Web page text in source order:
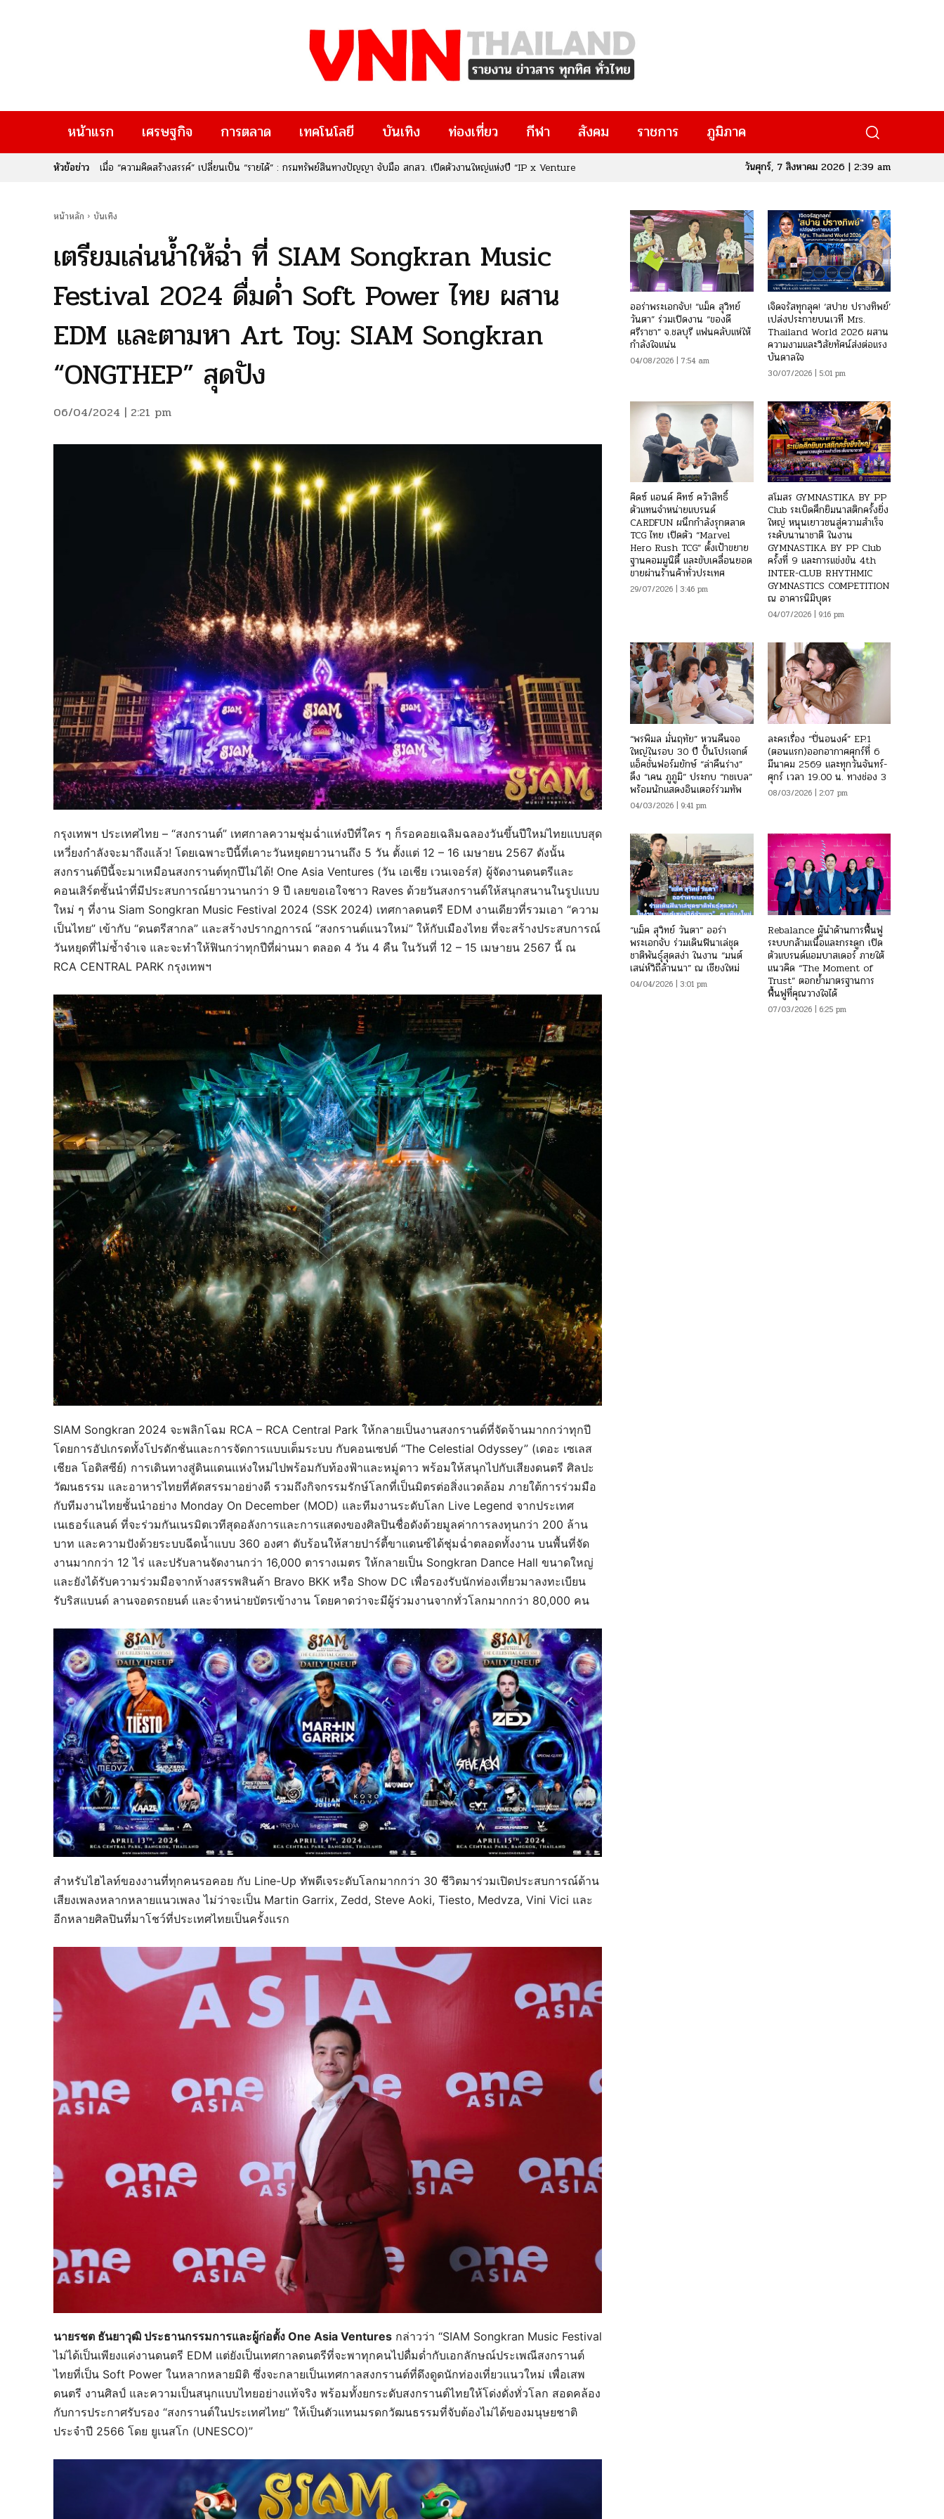
หน้าแรก เศรษฐกิจ การตลาด เทคโนโลยี บันเทิง ท่องเที่ยว กีฬา สังคม ราชการ ภูมิภาค
หัวข้อข่าว
เมื่อ “ความคิดสร้างสรรค์” เปลี่ยนเป็น “รายได้” : กรมทรัพย์สินทางปัญญา จับมือ สกสว. เปิดตัวงานใหญ่แห่งปี “IP x Venture
วันศุกร์, 7 สิงหาคม 2026 | 2:39 am
หน้าหลัก บันเทิง
เตรียมเล่นน้ำให้ฉ่ำ ที่ SIAM Songkran Music
Festival 2024 ดื่มด่ำ Soft Power ไทย ผสาน
EDM และตามหา Art Toy: SIAM Songkran
“ONGTHEP” สุดปัง
06/04/2024 | 2:21 pm
กรุงเทพฯ ประเทศไทย – “สงกรานต์” เทศกาลความชุ่มฉ่ำแห่งปีที่ใคร ๆ ก็รอคอยเฉลิมฉลองวันขึ้นปีใหม่ไทยแบบสุด
เหวี่ยงกำลังจะมาถึงแล้ว! โดยเฉพาะปีนี้ที่เคาะวันหยุดยาวนานถึง 5 วัน ตั้งแต่ 12 – 16 เมษายน 2567 ดังนั้น
สงกรานต์ปีนี้จะมาเหมือนสงกรานต์ทุกปีไม่ได้! One Asia Ventures (วัน เอเชีย เวนเจอร์ส) ผู้จัดงานดนตรีและ
คอนเสิร์ตชั้นนำที่มีประสบการณ์ยาวนานกว่า 9 ปี เลยขอเอใจชาว Raves ด้วยวันสงกรานต์ให้สนุกสนานในรูปแบบ
ใหม่ ๆ ที่งาน Siam Songkran Music Festival 2024 (SSK 2024) เทศกาลดนตรี EDM งานเดียวที่รวมเอา “ความ
เป็นไทย” เข้ากับ “ดนตรีสากล” และสร้างปรากฏการณ์ “สงกรานต์แนวใหม่” ให้กับเมืองไทย ที่จะสร้างประสบการณ์
วันหยุดที่ไม่ซ้ำจำเจ และจะทำให้ฟินกว่าทุกปีที่ผ่านมา ตลอด 4 วัน 4 คืน ในวันที่ 12 – 15 เมษายน 2567 นี้ ณ
RCA CENTRAL PARK กรุงเทพฯ
SIAM Songkran 2024 จะพลิกโฉม RCA – RCA Central Park ให้กลายเป็นงานสงกรานต์ที่จัดจ้านมากกว่าทุกปี
โดยการอัปเกรดทั้งโปรดักชั่นและการจัดการแบบเต็มระบบ กับคอนเซปต์ “The Celestial Odyssey” (เดอะ เซเลส
เชียล โอดิสซีย์) การเดินทางสู่ดินแดนแห่งใหม่ไปพร้อมกับท้องฟ้าและหมู่ดาว พร้อมให้สนุกไปกับเสียงดนตรี ศิลปะ
วัฒนธรรม และอาหารไทยที่คัดสรรมาอย่างดี รวมถึงกิจกรรมรักษ์โลกที่เป็นมิตรต่อสิ่งแวดล้อม ภายใต้การร่วมมือ
กับทีมงานไทยชั้นนำอย่าง Monday On December (MOD) และทีมงานระดับโลก Live Legend จากประเทศ
เนเธอร์แลนด์ ที่จะร่วมกันเนรมิตเวทีสุดอลังการและการแสดงของศิลปินชื่อดังด้วยมูลค่าการลงทุนกว่า 200 ล้าน
บาท และความปังด้วยระบบฉีดน้ำแบบ 360 องศา ดับร้อนให้สายปาร์ตี้ขาแดนซ์ได้ชุ่มฉ่ำตลอดทั้งงาน บนพื้นที่จัด
งานมากกว่า 12 ไร่ และปรับลานจัดงานกว่า 16,000 ตารางเมตร ให้กลายเป็น Songkran Dance Hall ขนาดใหญ่
และยังได้รับความร่วมมือจากห้างสรรพสินค้า Bravo BKK หรือ Show DC เพื่อรองรับนักท่องเที่ยวมาลงทะเบียน
รับริสแบนด์ ลานจอดรถยนต์ และจำหน่ายบัตรเข้างาน โดยคาดว่าจะมีผู้ร่วมงานจากทั่วโลกมากกว่า 80,000 คน
สำหรับไฮไลท์ของงานที่ทุกคนรอคอย กับ Line-Up ทัพดีเจระดับโลกมากกว่า 30 ชีวิตมาร่วมเปิดประสบการณ์ด้าน
เสียงเพลงหลากหลายแนวเพลง ไม่ว่าจะเป็น Martin Garrix, Zedd, Steve Aoki, Tiesto, Medvza, Vini Vici และ
อีกหลายศิลปินที่มาโชว์ที่ประเทศไทยเป็นครั้งแรก
นายรชต ธันยาวุฒิ ประธานกรรมการและผู้ก่อตั้ง One Asia Ventures กล่าวว่า “SIAM Songkran Music Festival
ไม่ได้เป็นเพียงแค่งานดนตรี EDM แต่ยังเป็นเทศกาลดนตรีที่จะพาทุกคนไปดื่มด่ำกับเอกลักษณ์ประเพณีสงกรานต์
ไทยที่เป็น Soft Power ในหลากหลายมิติ ซึ่งจะกลายเป็นเทศกาลสงกรานต์ที่ดึงดูดนักท่องเที่ยวแนวใหม่ เพื่อเสพ
ดนตรี งานศิลป์ และความเป็นสนุกแบบไทยอย่างแท้จริง พร้อมทั้งยกระดับสงกรานต์ไทยให้โด่งดั่งทั่วโลก สอดคล้อง
กับการประกาศรับรอง “สงกรานต์ในประเทศไทย” ให้เป็นตัวแทนมรดกวัฒนธรรมที่จับต้องไม่ได้ของมนุษยชาติ
ประจำปี 2566 โดย ยูเนสโก (UNESCO)”
ออร่าพระเอกจับ! “แม็ค สุวิทย์
วันตา” ร่วมเปิดงาน “ของดี
ศรีราชา” จ.ชลบุรี แฟนคลับแห่ให้
กำลังใจแน่น
04/08/2026 | 7:54 am
เจิดจรัสทุกลุค! ‘สปาย ปรางทิพย์’
เปล่งประกายบนเวที Mrs.
Thailand World 2026 ผสาน
ความงามและวิสัยทัศน์ส่งต่อแรง
บันดาลใจ
30/07/2026 | 5:01 pm
คิดซ์ แอนด์ คิทซ์ คว้าสิทธิ์
ตัวแทนจำหน่ายแบรนด์
CARDFUN ผนึกกำลังรุกตลาด
TCG ไทย เปิดตัว “Marvel
Hero Rush TCG” ตั้งเป้าขยาย
ฐานคอมมูนิตี้ และขับเคลื่อนยอด
ขายผ่านร้านค้าทั่วประเทศ
29/07/2026 | 3:46 pm
สโมสร GYMNASTIKA BY PP
Club ระเบิดศึกยิมนาสติกครั้งยิ่ง
ใหญ่ หนุนเยาวชนสู่ความสำเร็จ
ระดับนานาชาติ ในงาน
GYMNASTIKA BY PP Club
ครั้งที่ 9 และการแข่งขัน 4th
INTER-CLUB RHYTHMIC
GYMNASTICS COMPETITION
ณ อาคารนิมิบุตร
04/07/2026 | 9:16 pm
“พรพิมล มั่นฤทัย” หวนคืนจอ
ใหญ่ในรอบ 30 ปี ปั้นโปรเจกต์
แอ็คชั่นฟอร์มยักษ์ “ล่าคืนร่าง”
ดึง “เคน ภูภูมิ” ประกบ “กชเบล”
พร้อมนักแสดงอินเตอร์ร่วมทัพ
04/03/2026 | 9:41 pm
ละครเรื่อง “ปิ่นอนงค์” EP.1
(ตอนแรก)ออกอากาศศุกร์ที่ 6
มีนาคม 2569 และทุกวันจันทร์-
ศุกร์ เวลา 19.00 น. ทางช่อง 3
08/03/2026 | 2:07 pm
“แม็ค สุวิทย์ วันตา” ออร่า
พระเอกจับ ร่วมเดินฟินาเล่ชุด
ชาติพันธุ์สุดสง่า ในงาน “มนต์
เสน่ห์วิถีล้านนา” ณ เชียงใหม่
04/04/2026 | 3:01 pm
Rebalance ผู้นำด้านการฟื้นฟู
ระบบกล้ามเนื้อและกระดูก เปิด
ตัวแบรนด์แอมบาสเดอร์ ภายใต้
แนวคิด “The Moment of
Trust” ตอกย้ำมาตรฐานการ
ฟื้นฟูที่คุณวางใจได้
07/03/2026 | 6:25 pm